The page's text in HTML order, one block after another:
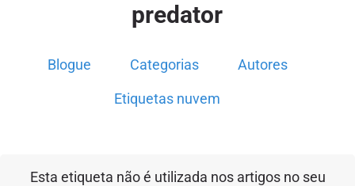
predator
Blogue Categorias Autores
Etiquetas nuvem